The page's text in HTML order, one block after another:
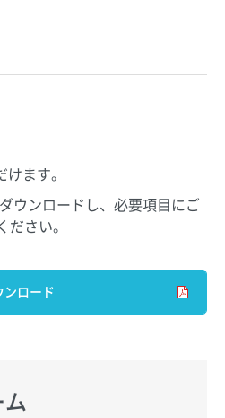
ます。
ウンロードし、必要項目にご
さい。
ロード